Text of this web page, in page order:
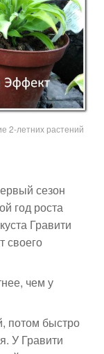
2-летних растений
сезон
год роста
Гравити
своего
чем у
потом быстро
У Гравити